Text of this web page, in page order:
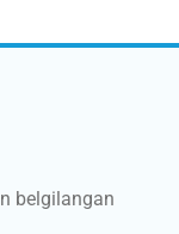
belgilangan